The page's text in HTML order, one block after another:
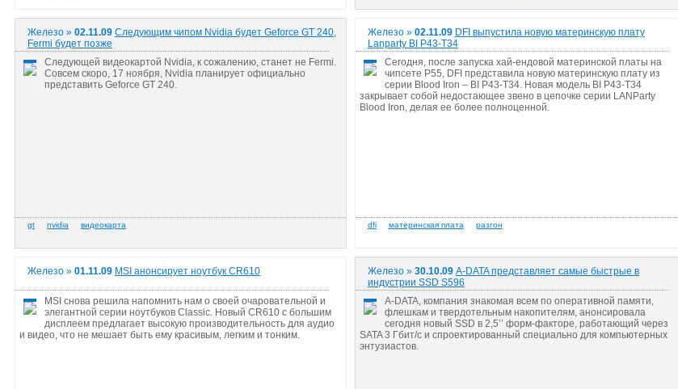
Железо » 02.11.09 Следующим чипом Nvidia будет Geforce GT 240,
Fermi будет позже
Следующей видеокартой Nvidia, к сожалению, станет не Fermi.
Совсем скоро, 17 ноября, Nvidia планирует официально
представить Geforce GT 240.
Железо »02.11.09 DFI выпустила новую материнскую плату
Lanparty BI P43-T34
Сегодня, после запуска хай-ендовой материнской платы на
чипсете P55, DFI представила новую материнскую плату из
серии Blood Iron – BI P43-T34. Новая модель BI P43-T34
закрывает собой недостающее звено в цепочке серии LANParty
Blood Iron, делая ее более полноценной.
Железо » 01.11.09 MSI анонсирует ноутбук CR610
MSI снова решила напомнить нам о своей очаровательной и
элегантной серии ноутбуков Classic. Новый CR610 с большим
дисплеем предлагает высокую производительность для аудио
и видео, что не мешает быть ему красивым, легким и тонким.
Железо »30.10.09 A-DATA представляет самые быстрые в
индустрии SSD S596
A-DATA, компания знакомая всем по оперативной памяти,
флешкам и твердотельным накопителям, анонсировала
сегодня новый SSD в 2,5’’ форм-факторе, работающий через
SATA 3 Гбит/с и спроектированный специально для компьютерных
энтузиастов.